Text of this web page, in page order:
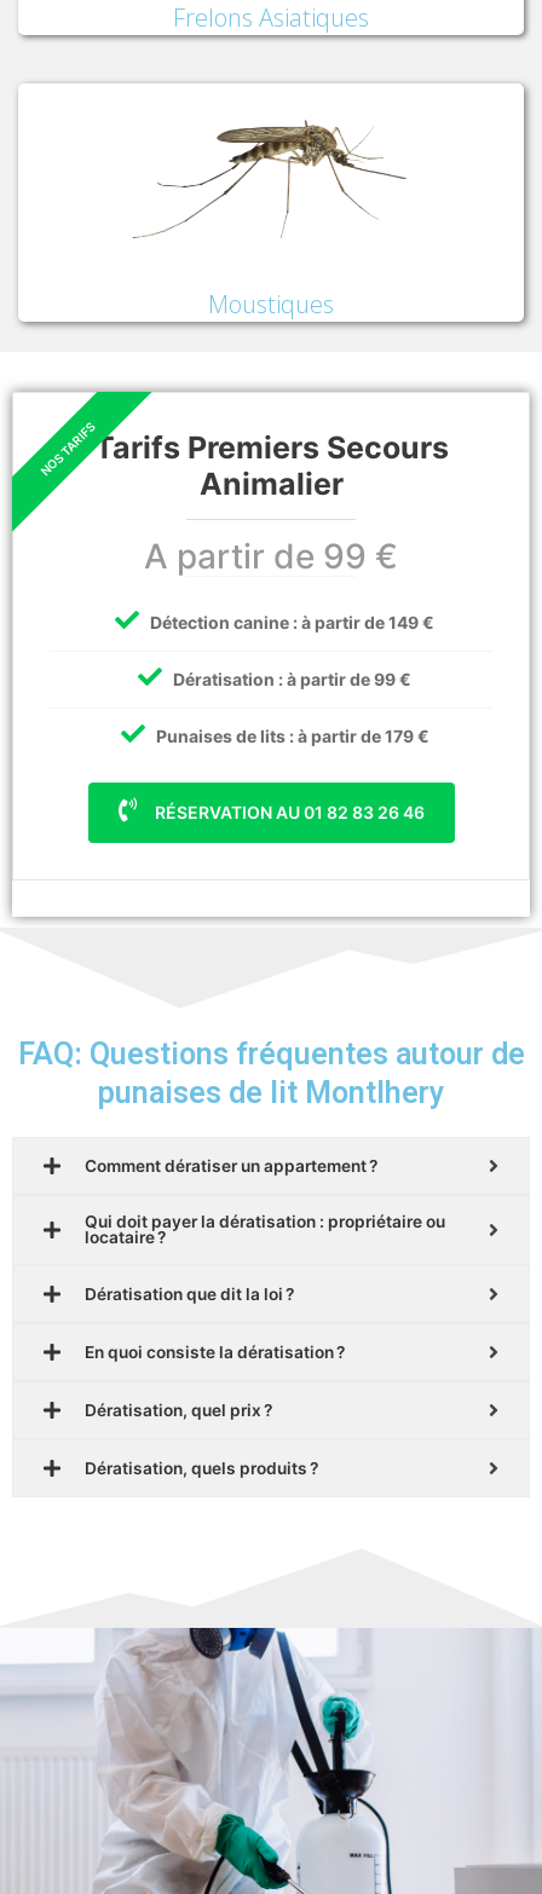
Frelons Asiatiques
Moustiques
Tarifs Premiers Secours
Animalier
A partir de 99 €
Détection canine : à partir de 149 €
Dératisation : à partir de 99 €
Punaises de lits : à partir de 179 €
RÉSERVATION AU 01 82 83 26 46
FAQ: Questions fréquentes autour de
punaises de lit Montlhery
Comment dératiser un appartement ?
Qui doit payer la dératisation : propriétaire ou
locataire ?
Dératisation que dit la loi ?
En quoi consiste la dératisation ?
Dératisation, quel prix ?
Dératisation, quels produits ?